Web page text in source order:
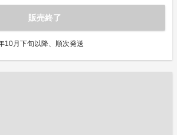
販売終了
10月下旬以降、順次発送